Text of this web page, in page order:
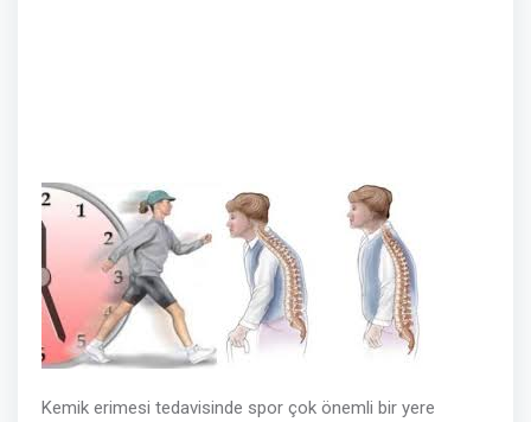
Kemik erimesi tedavisinde spor çok önemli bir yere